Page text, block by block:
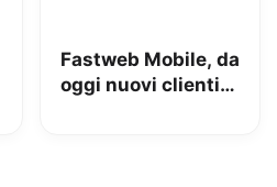
Fastweb Mobile, da
oggi nuovi clienti